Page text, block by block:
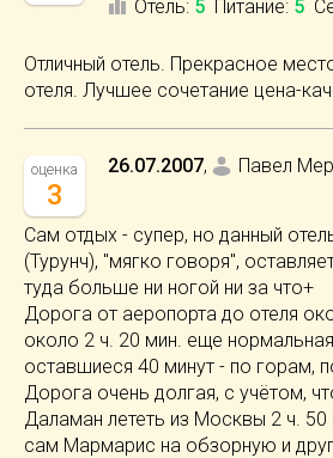
Отель: 5 Питание: 5
Отличный отель. Прекрасное
отеля. Лучшее сочетание цена-
оценка
3
26.07.2007, Павел
Сам отдых - супер, но данный
(Турунч), "мягко говоря",
туда больше ни ногой ни за что+
Дорога от аеропорта до отеля
около 2 ч. 20 мин. еще
оставшиеся 40 минут - по горам,
Дорога очень долгая, с учётом,
Даламан лететь из Москвы 2 ч. 50
сам Мармарис на обзорную и